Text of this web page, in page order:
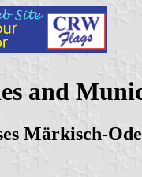
and
Märkisch-